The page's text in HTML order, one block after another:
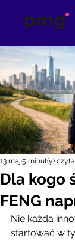
Dla kogo
FENG
13 maj 5 minut(y)
Nie każda
startować w